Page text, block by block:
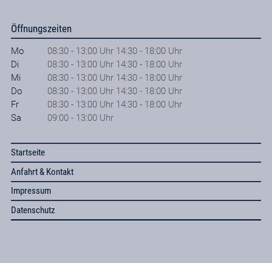
Öffnungszeiten
Mo
08:30 - 13:00 Uhr 14:30 - 18:00 Uhr
Di
08:30 - 13:00 Uhr 14:30 - 18:00 Uhr
Mi
08:30 - 13:00 Uhr 14:30 - 18:00 Uhr
Do
08:30 - 13:00 Uhr 14:30 - 18:00 Uhr
Fr
08:30 - 13:00 Uhr 14:30 - 18:00 Uhr
Sa
09:00 - 13:00 Uhr
Startseite
Anfahrt & Kontakt
Impressum
Datenschutz